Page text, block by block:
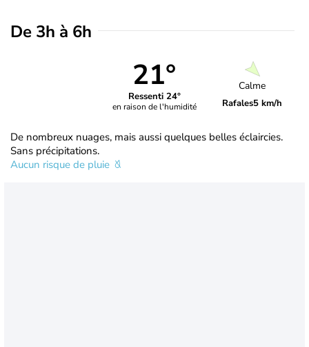
De 3h à 6h
21°
Ressenti 24°
en raison de l'humidité
Calme
Rafales5 km/h
De nombreux nuages, mais aussi quelques belles éclaircies.
Sans précipitations.
Aucun risque de pluie